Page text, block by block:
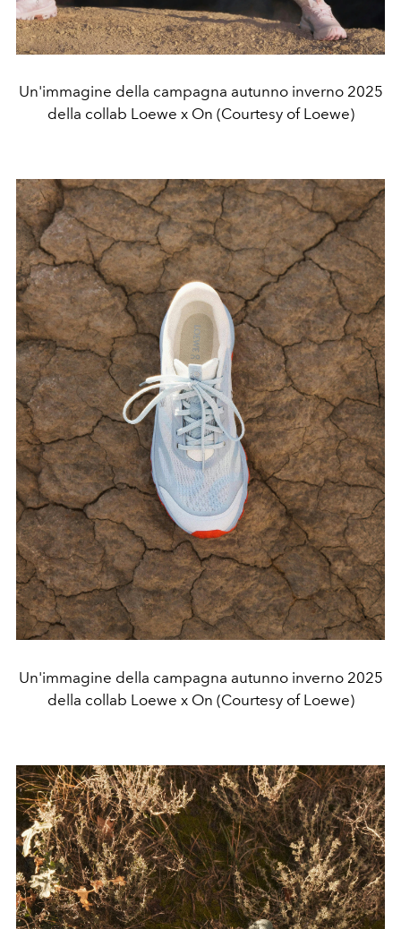
Un'immagine della campagna autunno inverno 2025
della collab Loewe x On (Courtesy of Loewe)
Un'immagine della campagna autunno inverno 2025
della collab Loewe x On (Courtesy of Loewe)